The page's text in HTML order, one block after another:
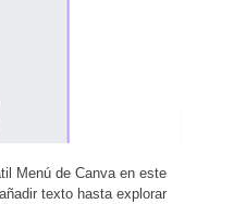
Menú de Canva en este
texto hasta explorar